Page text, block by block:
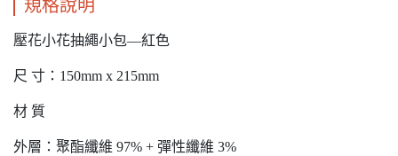
規格說明
壓花小花抽繩小包—紅色
尺 寸：150mm x 215mm
材 質
外層：聚酯纖維 97% + 彈性纖維 3%